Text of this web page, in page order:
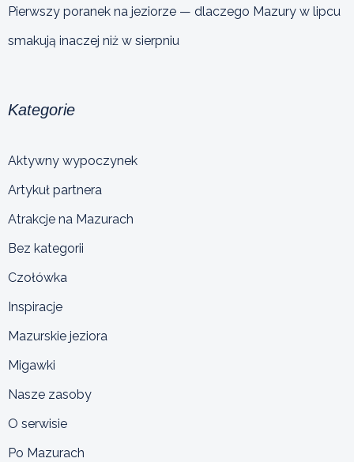
Pierwszy poranek na jeziorze — dlaczego Mazury w lipcu
smakują inaczej niż w sierpniu
Kategorie
Aktywny wypoczynek
Artykuł partnera
Atrakcje na Mazurach
Bez kategorii
Czołówka
Inspiracje
Mazurskie jeziora
Migawki
Nasze zasoby
O serwisie
Po Mazurach